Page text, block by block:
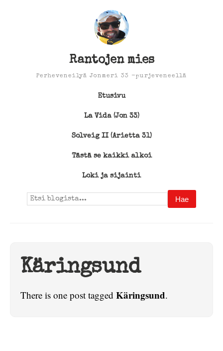
Rantojen mies
Perheveneilyä Jonmeri 33 -purjeveneellä
Etusivu
La Vida (Jon 33)
Solveig II (Arietta 31)
Tästä se kaikki alkoi
Loki ja sijainti
Search
for:
Käringsund
There is one post tagged Käringsund.